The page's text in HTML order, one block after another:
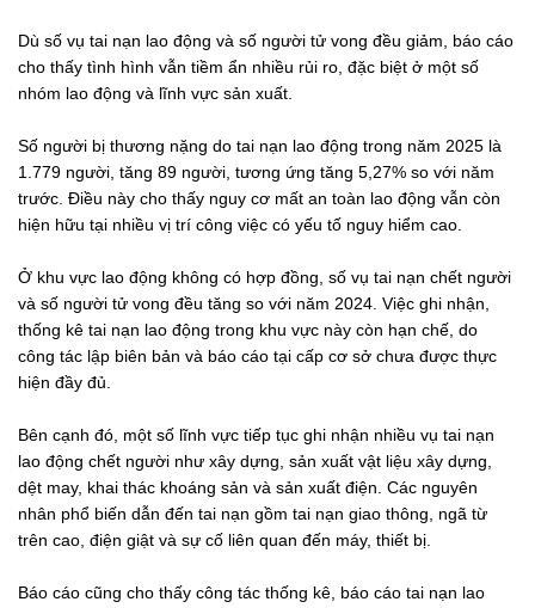
Dù số vụ tai nạn lao động và số người tử vong đều giảm, báo cáo
cho thấy tình hình vẫn tiềm ẩn nhiều rủi ro, đặc biệt ở một số
nhóm lao động và lĩnh vực sản xuất.
Số người bị thương nặng do tai nạn lao động trong năm 2025 là
1.779 người, tăng 89 người, tương ứng tăng 5,27% so với năm
trước. Điều này cho thấy nguy cơ mất an toàn lao động vẫn còn
hiện hữu tại nhiều vị trí công việc có yếu tố nguy hiểm cao.
Ở khu vực lao động không có hợp đồng, số vụ tai nạn chết người
và số người tử vong đều tăng so với năm 2024. Việc ghi nhận,
thống kê tai nạn lao động trong khu vực này còn hạn chế, do
công tác lập biên bản và báo cáo tại cấp cơ sở chưa được thực
hiện đầy đủ.
Bên cạnh đó, một số lĩnh vực tiếp tục ghi nhận nhiều vụ tai nạn
lao động chết người như xây dựng, sản xuất vật liệu xây dựng,
dệt may, khai thác khoáng sản và sản xuất điện. Các nguyên
nhân phổ biến dẫn đến tai nạn gồm tai nạn giao thông, ngã từ
trên cao, điện giật và sự cố liên quan đến máy, thiết bị.
Báo cáo cũng cho thấy công tác thống kê, báo cáo tai nạn lao